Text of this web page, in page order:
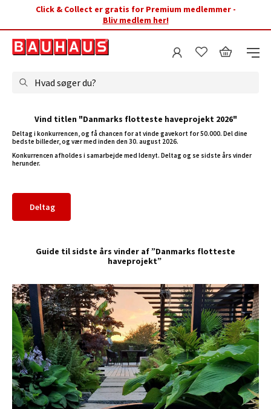
Click & Collect er gratis for Premium medlemmer -
Bliv medlem her!
Hvad søger du?
Vind titlen "Danmarks flotteste haveprojekt 2026"
Deltag i konkurrencen, og få chancen for at vinde gavekort for 50.000. Del dine
bedste billeder, og vær med inden den 30. august 2026.
Konkurrencen afholdes i samarbejde med Idenyt. Deltag og se sidste års vinder
herunder.
Deltag
Guide til sidste års vinder af”Danmarks flotteste
haveprojekt”